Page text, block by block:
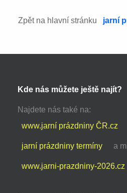
Zpět na hlavní stránku jarní
Kde nás můžete ještě najít?
Najdete nás také na:
www.jarní prázdniny ČR.cz
jarní prázdniny termíny a
www.jarni-prazdniny-2026.cz